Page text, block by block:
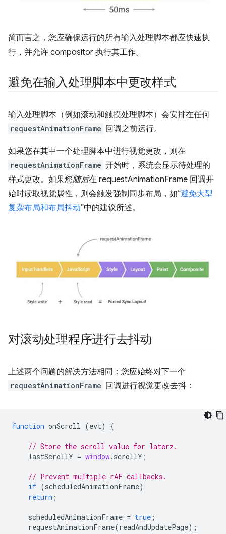
简而言之，您应确保运行的所有输入处理脚本都应快速执
行，并允许 compositor 执行其工作。
避免在输入处理脚本中更改样式
输入处理脚本（例如滚动和触摸处理脚本）会安排在任何
requestAnimationFrame 回调之前运行。
如果您在其中一个处理脚本中进行视觉更改，则在
requestAnimationFrame 开始时，系统会显示待处理的
样式更改。如果您随后在 requestAnimationFrame 回调开
始时读取视觉属性，则会触发强制同步布局，如“避免大型
复杂布局和布局抖动”中的建议所述。
对滚动处理程序进行去抖动
上述两个问题的解决方法相同：您应始终对下一个
requestAnimationFrame 回调进行视觉更改去抖：
function onScroll (evt) {
// Store the scroll value for laterz.
lastScrollY = window. scrollY ;
// Prevent multiple rAF callbacks.
if (scheduledAnimationFrame)
return ;
scheduledAnimationFrame = true ;
requestAnimationFrame(readAndUpdatePage);